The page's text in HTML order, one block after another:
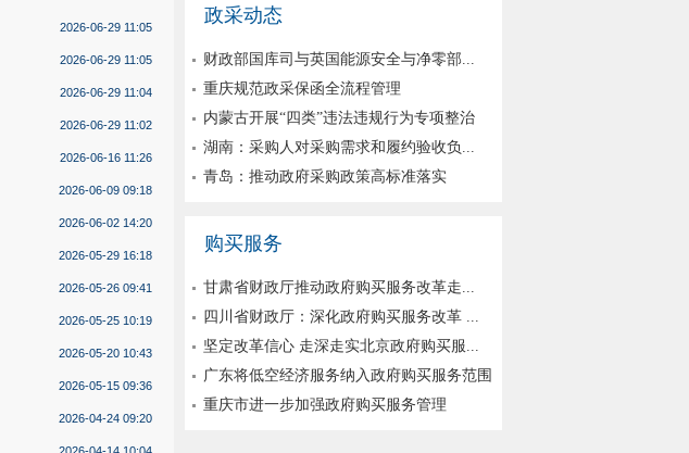
2026-06-29 11:05
2026-06-29 11:05
2026-06-29 11:04
2026-06-29 11:02
2026-06-16 11:26
2026-06-09 09:18
2026-06-02 14:20
2026-05-29 16:18
2026-05-26 09:41
2026-05-25 10:19
2026-05-20 10:43
2026-05-15 09:36
2026-04-24 09:20
政采动态
财政部国库司与英国能源安全与净零部...
重庆规范政采保函全流程管理
内蒙古开展“四类”违法违规行为专项整治
湖南：采购人对采购需求和履约验收负...
青岛：推动政府采购政策高标准落实
购买服务
甘肃省财政厅推动政府购买服务改革走...
四川省财政厅：深化政府购买服务改革 ...
坚定改革信心 走深走实北京政府购买服...
广东将低空经济服务纳入政府购买服务范围
重庆市进一步加强政府购买服务管理